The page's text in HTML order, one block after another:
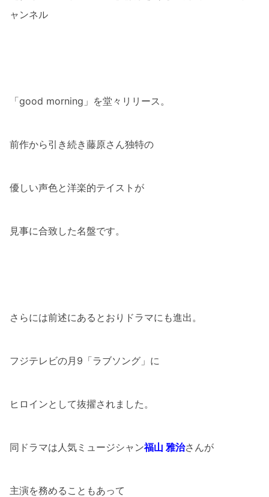
ャンネル
「good morning」を堂々リリース。
前作から引き続き藤原さん独特の
優しい声色と洋楽的テイストが
見事に合致した名盤です。
さらには前述にあるとおりドラマにも進出。
フジテレビの月9「ラブソング」に
ヒロインとして抜擢されました。
同ドラマは人気ミュージシャン福山 雅治さんが
主演を務めることもあって